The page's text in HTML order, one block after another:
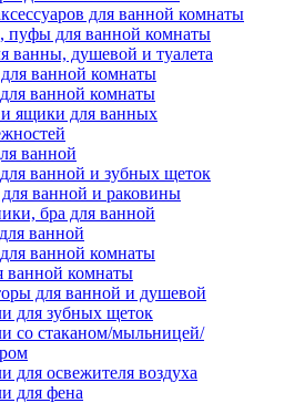
для ванной комнаты
пуфы для ванной комнаты
ванны, душевой и туалета
ванной комнаты
ванной комнаты
ящики для ванных
ванной
ванной и зубных щеток
ванной и раковины
бра для ванной
ванной
ванной комнаты
ванной комнаты
для ванной и душевой
для зубных щеток
со стаканом/мыльницей/
для освежителя воздуха
для фена